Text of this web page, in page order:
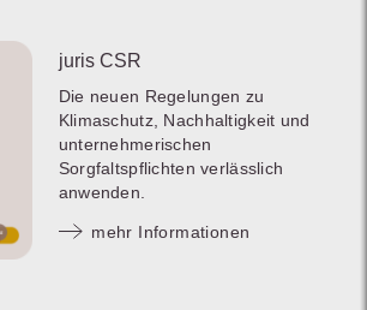
juris CSR
Die neuen Regelungen zu
Klimaschutz, Nachhaltigkeit und
unternehmerischen
Sorgfaltspflichten verlässlich
anwenden.
mehr Informationen